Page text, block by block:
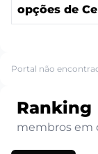
opções de
Portal não
Ranking
membros em